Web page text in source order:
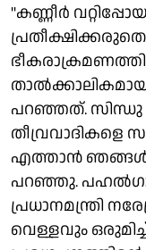
"കണ്ണീർ
പറഞ്ഞത്. സിന്ധു
തീവ്രവാദികളെ
എത്താൻ ഞങ്ങൾ
പറഞ്ഞു.
പ്രധാനമന്ത്രി
വെള്ളവും